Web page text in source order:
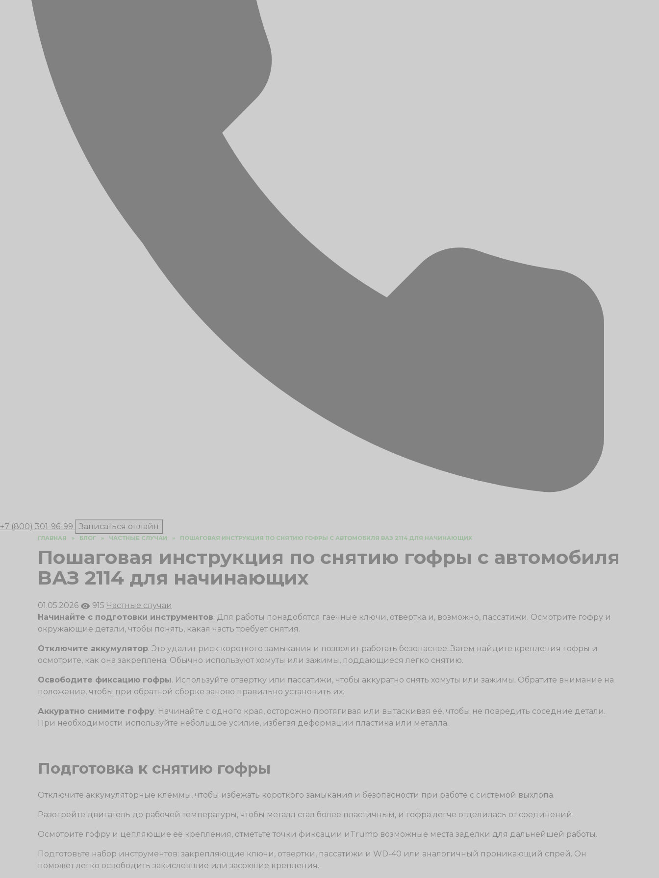
+7 (800) 301-96-99 Записаться онлайн
ГЛАВНАЯ » БЛОГ » ЧАСТНЫЕ СЛУЧАИ » ПОШАГОВАЯ ИНСТРУКЦИЯ ПО СНЯТИЮ ГОФРЫ С АВТОМОБИЛЯ ВАЗ 2114 ДЛЯ НАЧИНАЮЩИХ
Пошаговая инструкция по снятию гофры с автомобиля
ВАЗ 2114 для начинающих
01.05.2026 915 Частные случаи
Начинайте с подготовки инструментов. Для работы понадобятся гаечные ключи, отвертка и, возможно, пассатижи. Осмотрите гофру и
окружающие детали, чтобы понять, какая часть требует снятия.
Отключите аккумулятор. Это удалит риск короткого замыкания и позволит работать безопаснее. Затем найдите крепления гофры и
осмотрите, как она закреплена. Обычно используют хомуты или зажимы, поддающиеся легко снятию.
Освободите фиксацию гофры. Используйте отвертку или пассатижи, чтобы аккуратно снять хомуты или зажимы. Обратите внимание на
положение, чтобы при обратной сборке заново правильно установить их.
Аккуратно снимите гофру. Начинайте с одного края, осторожно протягивая или вытаскивая её, чтобы не повредить соседние детали.
При необходимости используйте небольшое усилие, избегая деформации пластика или металла.
Подготовка к снятию гофры
Отключите аккумуляторные клеммы, чтобы избежать короткого замыкания и безопасности при работе с системой выхлопа.
Разогрейте двигатель до рабочей температуры, чтобы металл стал более пластичным, и гофра легче отделилась от соединений.
Осмотрите гофру и цепляющие её крепления, отметьте точки фиксации иTrump возможные места заделки для дальнейшей работы.
Подготовьте набор инструментов: закрепляющие ключи, отвертки, пассатижи и WD-40 или аналогичный проникающий спрей. Он
поможет легко освободить закислевшие или засохшие крепления.